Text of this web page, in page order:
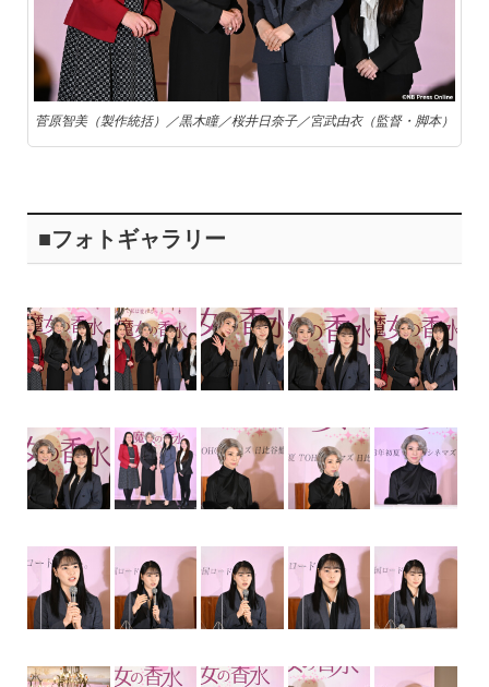
菅原智美（製作統括）／黒木瞳／桜井日奈子／宮武由衣（監督・脚本）
■フォトギャラリー